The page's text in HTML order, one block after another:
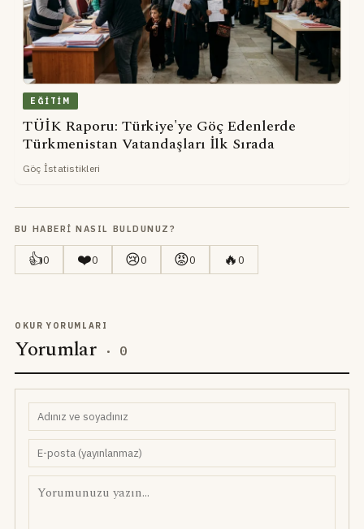
EĞITIM
TÜİK Raporu: Türkiye'ye Göç Edenlerde
Türkmenistan Vatandaşları İlk Sırada
Göç İstatistikleri
BU HABERI NASIL BULDUNUZ?
👍0 ❤️0 😢0 😡0 🔥0
OKUR YORUMLARI
Yorumlar · 0